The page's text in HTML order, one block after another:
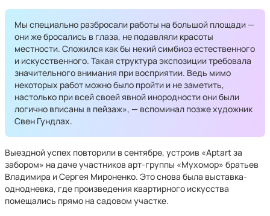
Мы специально разбросали работы на большой площади —
они же бросались в глаза, не подавляли красоты
местности. Сложился как бы некий симбиоз естественного
и искусственного. Такая структура экспозиции требовала
значительного внимания при восприятии. Ведь мимо
некоторых работ можно было пройти и не заметить,
настолько при всей своей явной инородности они были
логично вписаны в пейзаж», — вспоминал позже художник
Свен Гундлах.
Выездной успех повторили в сентябре, устроив «Aptart за
забором» на даче участников арт-группы «Мухомор» братьев
Владимира и Сергея Мироненко. Это снова была выставка-
однодневка, где произведения квартирного искусства
помещались прямо на садовом участке.